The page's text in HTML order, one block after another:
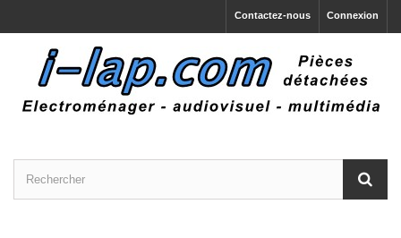
Connexion
Contactez-nous